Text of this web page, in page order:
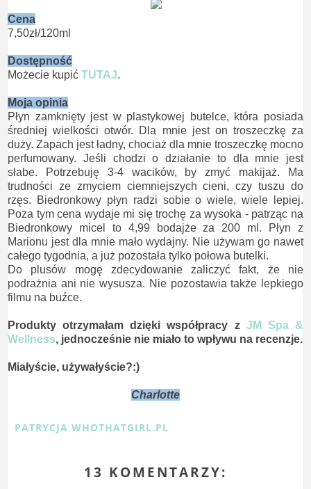
Cena
7,50zł/120ml
Dostępność
Możecie kupić TUTAJ.
Moja opinia
Płyn zamknięty jest w plastykowej butelce, która posiada
średniej wielkości otwór. Dla mnie jest on troszeczkę za
duży. Zapach jest ładny, chociaż dla mnie troszeczkę mocno
perfumowany. Jeśli chodzi o działanie to dla mnie jest
słabe. Potrzebuję 3-4 wacików, by zmyć makijaż. Ma
trudności ze zmyciem ciemniejszych cieni, czy tuszu do
rzęs. Biedronkowy płyn radzi sobie o wiele, wiele lepiej.
Poza tym cena wydaje mi się trochę za wysoka - patrząc na
Biedronkowy micel to 4,99 bodajże za 200 ml. Płyn z
Marionu jest dla mnie mało wydajny. Nie używam go nawet
całego tygodnia, a już pozostała tylko połowa butelki.
Do plusów mogę zdecydowanie zaliczyć fakt, że nie
podrażnia ani nie wysusza. Nie pozostawia także lepkiego
filmu na buźce.
Produkty otrzymałam dzięki współpracy z JM Spa &
Wellness, jednocześnie nie miało to wpływu na recenzje.
Miałyście, używałyście?:)
Charlotte
PATRYCJA WHOTHATGIRL.PL
13 KOMENTARZY: